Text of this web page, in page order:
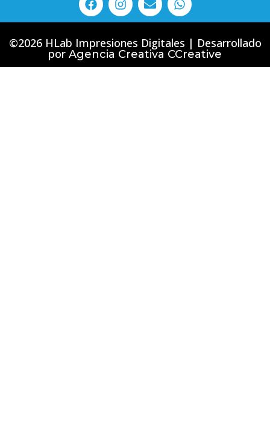
©2026 HLab Impresiones Digitales | Desarrollado
por Agencia Creativa CCreative